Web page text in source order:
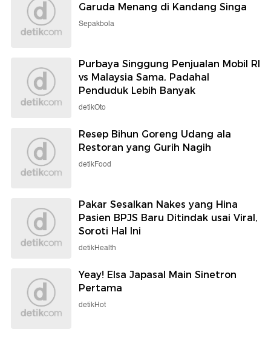
Garuda Menang di Kandang Singa
Sepakbola
Purbaya Singgung Penjualan Mobil RI
vs Malaysia Sama, Padahal
Penduduk Lebih Banyak
detikOto
Resep Bihun Goreng Udang ala
Restoran yang Gurih Nagih
detikFood
Pakar Sesalkan Nakes yang Hina
Pasien BPJS Baru Ditindak usai Viral,
Soroti Hal Ini
detikHealth
Yeay! Elsa Japasal Main Sinetron
Pertama
detikHot